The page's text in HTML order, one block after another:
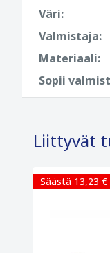
kaarteissa,
• Kevyt:
vivut ovat
Väri:
Valmistaja:
Materiaali:
Sopii
Liittyvät
Säästä 13,23 €